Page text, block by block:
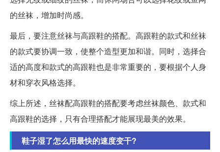
的丝袜，增加时尚感。
最后，要注意丝袜与高跟鞋的搭配。高跟鞋的款式和丝袜
的款式要协调一致，使整个造型更加和谐。同时，选择合
适的高度和款式的高跟鞋也是非常重要的，要根据个人身
材和穿衣风格选择。
综上所述，丝袜配高跟鞋的搭配要考虑丝袜颜色、款式和
高跟鞋的选择，只有合理搭配才能展现最美的效果。
鞋子湿了怎么用最快的速度变干?